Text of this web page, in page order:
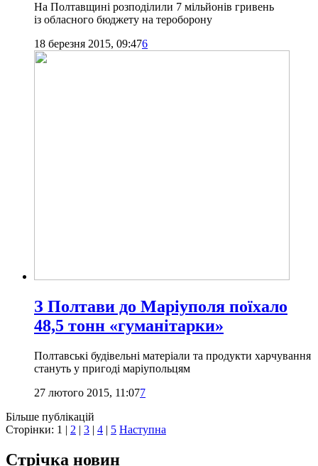
На Полтавщині розподілили 7 мільйонів гривень
із обласного бюджету на тероборону
18 березня 2015, 09:476
З Полтави до Маріуполя поїхало
48,5 тонн «гуманітарки»
Полтавські будівельні матеріали та продукти харчування
стануть у пригоді маріупольцям
27 лютого 2015, 11:077
Більше публікацій
Сторінки: 1 | 2 | 3 | 4 | 5 Наступна
Стрічка новин